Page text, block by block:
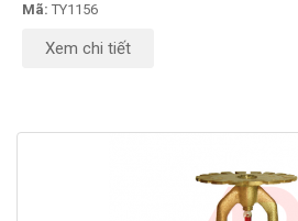
Mã: TY1156
Xem chi tiết